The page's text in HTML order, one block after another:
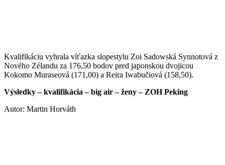
Kvalifikáciu vyhrala víťazka slopestylu Zoi Sadowská Synnotová z
Nového Zélandu za 176,50 bodov pred japonskou dvojicou
Kokomo Muraseová (171,00) a Reira Iwabučiová (158,50).
Výsledky – kvalifikácia – big air – ženy – ZOH Peking
Autor: Martin Horváth